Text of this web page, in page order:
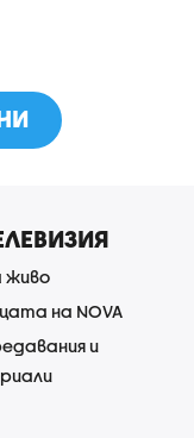
живо
на NOVA
и